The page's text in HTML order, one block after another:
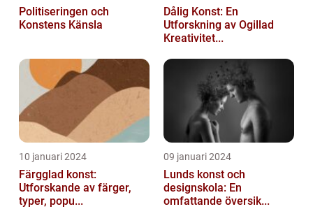
Politiseringen och
Konstens Känsla
Dålig Konst: En
Utforskning av Ogillad
Kreativitet...
10 januari 2024
Färgglad konst:
Utforskande av färger,
typer, popu...
09 januari 2024
Lunds konst och
designskola: En
omfattande översik...